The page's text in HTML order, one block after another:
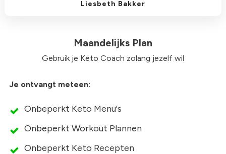
Liesbeth Bakker
Maandelijks Plan
Gebruik je Keto Coach zolang jezelf wil
Je ontvangt meteen:
Onbeperkt Keto Menu's
Onbeperkt Workout Plannen
Onbeperkt Keto Recepten